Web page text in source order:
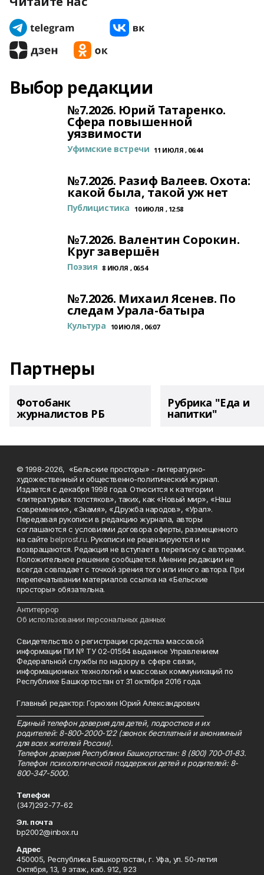
Выбор редакции
№7.2026. Юрий Татаренко.
Сфера повышенной
уязвимости
Уфимские встречи 11 ИЮЛЯ , 06:44
№7.2026. Разиф Валеев. Охота:
какой была, такой уж нет
Публицистика 10 ИЮЛЯ , 12:58
№7.2026. Валентин Сорокин.
Круг завершён
Поэзия 8 ИЮЛЯ , 06:54
№7.2026. Михаил Ясенев. По
следам Урала-батыра
Культура 10 ИЮЛЯ , 06:07
Партнеры
Фотобанк
журналистов РБ
Рубрика "Еда и
напитки"
© 1998-2026, «Бельские просторы» - литературно-
художественный и общественно-политический журнал.
Издается с декабря 1998 года. Относится к категории
«литературных толстяков», таких, как «Новый мир», «Наш
современник», «Знамя», «Дружба народов», «Урал».
Передавая рукописи в редакцию журнала, авторы
соглашаются с условиями договора оферты, размещенного
на сайтеbelprost.ru. Рукописи не рецензируются и не
возвращаются. Редакция не вступает в переписку с авторами.
Положительное решение сообщается. Мнение редакции не
всегда совпадает с точкой зрения того или иного автора. При
перепечатывании материалов ссылка на «Бельские
просторы» обязательна.
Антитеррор
Об использовании персональных данных
Свидетельство о регистрации средства массовой
информации ПИ № ТУ 02-01564 выданное Управлением
Федеральной службы по надзору в сфере связи,
информационных технологий и массовых коммуникаций по
Республике Башкортостан от 31 октября 2016 года.
Главный редактор: Горюхин Юрий Александрович
Единый телефон доверия для детей, подростков и их
родителей: 8-800-2000-122 (звонок бесплатный и анонимный
для всех жителей России).
Телефон доверия Республики Башкортостан: 8 (800) 700-01-83.
Телефон психологической поддержки детей и родителей: 8-
800-347-5000.
Телефон
(347)292-77-62
Эл. почта
bp2002@inbox.ru
Адрес
450005, Республика Башкортостан, г. Уфа, ул. 50-летия
Октября, 13, 9 этаж, каб. 912, 923